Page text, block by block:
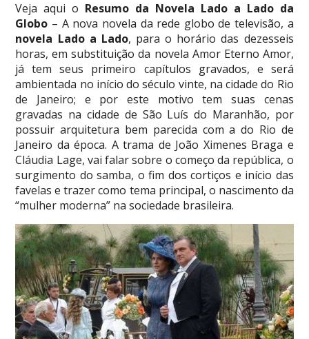
Veja aqui o Resumo da Novela Lado a Lado da
Globo – A nova novela da rede globo de televisão, a
novela Lado a Lado, para o horário das dezesseis
horas, em substituição da novela Amor Eterno Amor,
já tem seus primeiro capítulos gravados, e será
ambientada no início do século vinte, na cidade do Rio
de Janeiro; e por este motivo tem suas cenas
gravadas na cidade de São Luís do Maranhão, por
possuir arquitetura bem parecida com a do Rio de
Janeiro da época. A trama de João Ximenes Braga e
Cláudia Lage, vai falar sobre o começo da república, o
surgimento do samba, o fim dos cortiços e início das
favelas e trazer como tema principal, o nascimento da
“mulher moderna” na sociedade brasileira.